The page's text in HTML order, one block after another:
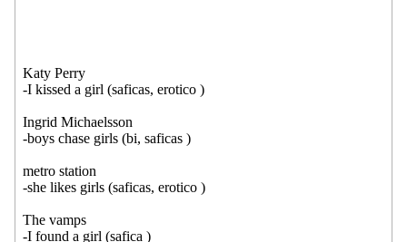
Katy Perry
-I kissed a girl (saficas, erotico )
Ingrid Michaelsson
-boys chase girls (bi, saficas )
metro station
-she likes girls (saficas, erotico )
The vamps
-I found a girl (safica )